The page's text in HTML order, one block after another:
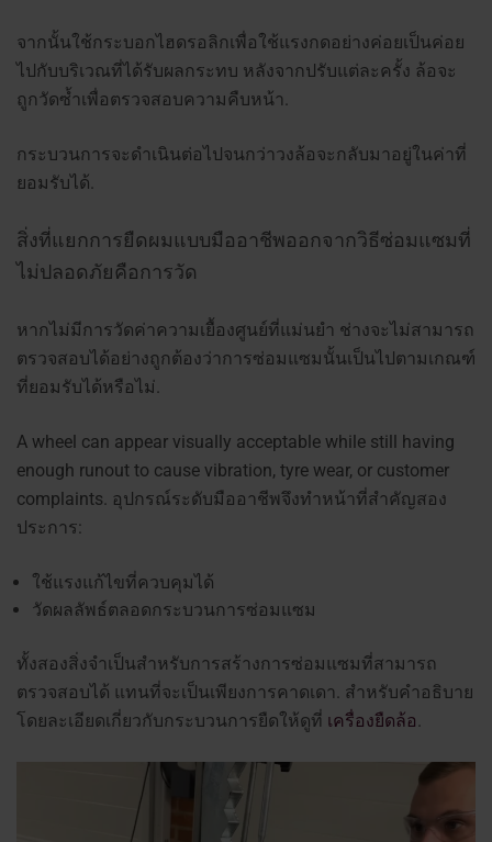
จากนั้นใช้กระบอกไฮดรอลิกเพื่อใช้แรงกดอย่างค่อยเป็นค่อย
ไปกับบริเวณที่ได้รับผลกระทบ หลังจากปรับแต่ละครั้ง ล้อจะ
ถูกวัดซ้ำเพื่อตรวจสอบความคืบหน้า.
กระบวนการจะดำเนินต่อไปจนกว่าวงล้อจะกลับมาอยู่ในค่าที่
ยอมรับได้.
สิ่งที่แยกการยืดผมแบบมืออาชีพออกจากวิธีซ่อมแซมที่
ไม่ปลอดภัยคือการวัด
หากไม่มีการวัดค่าความเยื้องศูนย์ที่แม่นยำ ช่างจะไม่สามารถ
ตรวจสอบได้อย่างถูกต้องว่าการซ่อมแซมนั้นเป็นไปตามเกณฑ์
ที่ยอมรับได้หรือไม่.
A wheel can appear visually acceptable while still having
enough runout to cause vibration, tyre wear, or customer
complaints. อุปกรณ์ระดับมืออาชีพจึงทำหน้าที่สำคัญสอง
ประการ:
ใช้แรงแก้ไขที่ควบคุมได้
วัดผลลัพธ์ตลอดกระบวนการซ่อมแซม
ทั้งสองสิ่งจำเป็นสำหรับการสร้างการซ่อมแซมที่สามารถ
ตรวจสอบได้ แทนที่จะเป็นเพียงการคาดเดา. สำหรับคำอธิบาย
โดยละเอียดเกี่ยวกับกระบวนการยืดให้ดูที่ เครื่องยืดล้อ.